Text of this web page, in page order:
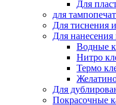
Для
для
Для тиснения
Для нанесения
Водные
Нитро
Термо
Для
Покрасочные